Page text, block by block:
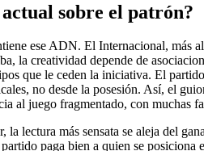
sobre el patrón?
ese ADN. El Internacional, más
la creatividad depende de
que le ceden la iniciativa. El
no desde la posesión. Así, el
al juego fragmentado, con muchas
la lectura más sensata se aleja del
paga bien a quien se